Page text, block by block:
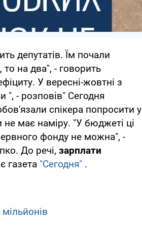
депутатів. Їм почали
на два", - говорить
У вересні-жовтні з
", - розповів" Сегодня
спікера попросити у
не має наміру. "У бюджеті ці
фонду не можна", -
До речі, зарплати
газета "Сегодня" .